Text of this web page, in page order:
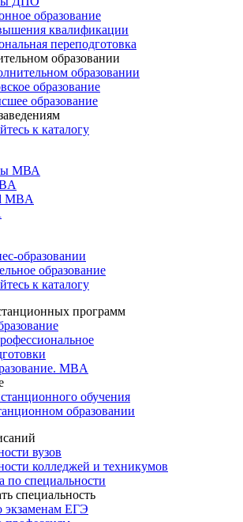
образование
квалификации
переподготовка
образовании
образовании
образование
образование
к каталогу
МВА
MBA
образовании
образование
к каталогу
программ
MBA
обучения
образовании
вузов
колледжей и техникумов
по специальности
специальность
экзаменам ЕГЭ